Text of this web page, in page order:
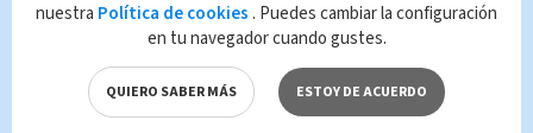
director técnico de Alajuelense
Falsa muerte del papa emérito
Benedicto XVI: Vaticano no
confirma
nuestra Política de cookies . Puedes cambiar la configuración
en tu navegador cuando gustes.
QUIERO SABER MÁS ESTOY DE ACUERDO